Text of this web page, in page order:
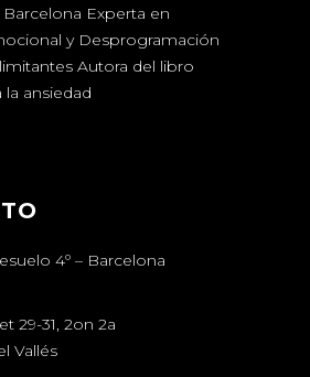
Experta en
y Desprogramación
Autora del libro
ansiedad
4º – Barcelona
29-31, 2on 2a
Vallés